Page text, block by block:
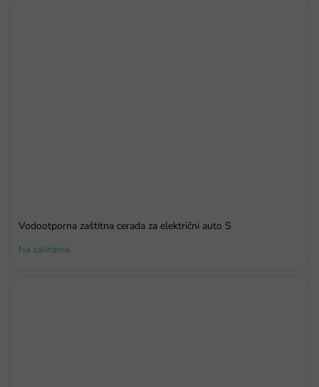
Vodootporna zaštitna cerada za električni auto S
Na zalihama